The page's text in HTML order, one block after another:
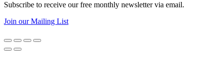
Subscribe to receive our free monthly newsletter via email.
Join our Mailing List